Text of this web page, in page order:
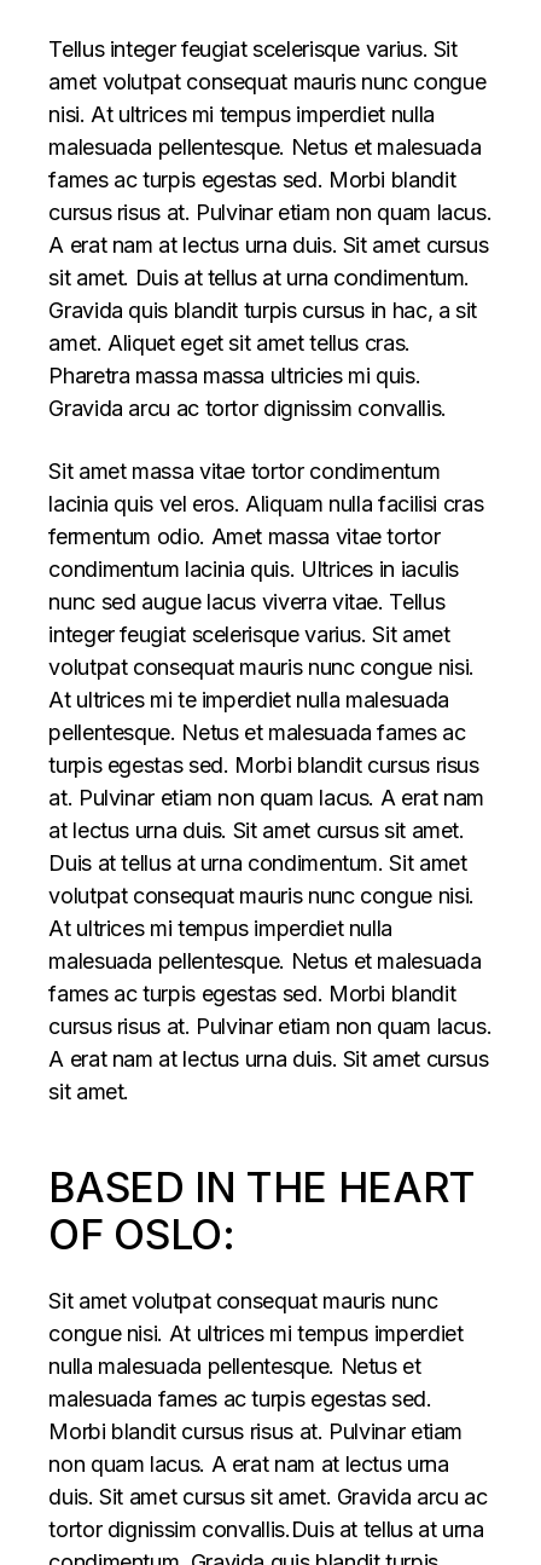
Tellus integer feugiat scelerisque varius. Sit
amet volutpat consequat mauris nunc congue
nisi. At ultrices mi tempus imperdiet nulla
malesuada pellentesque. Netus et malesuada
fames ac turpis egestas sed. Morbi blandit
cursus risus at. Pulvinar etiam non quam lacus.
A erat nam at lectus urna duis. Sit amet cursus
sit amet. Duis at tellus at urna condimentum.
Gravida quis blandit turpis cursus in hac, a sit
amet. Aliquet eget sit amet tellus cras.
Pharetra massa massa ultricies mi quis.
Gravida arcu ac tortor dignissim convallis.
Sit amet massa vitae tortor condimentum
lacinia quis vel eros. Aliquam nulla facilisi cras
fermentum odio. Amet massa vitae tortor
condimentum lacinia quis. Ultrices in iaculis
nunc sed augue lacus viverra vitae. Tellus
integer feugiat scelerisque varius. Sit amet
volutpat consequat mauris nunc congue nisi.
At ultrices mi te imperdiet nulla malesuada
pellentesque. Netus et malesuada fames ac
turpis egestas sed. Morbi blandit cursus risus
at. Pulvinar etiam non quam lacus. A erat nam
at lectus urna duis. Sit amet cursus sit amet.
Duis at tellus at urna condimentum. Sit amet
volutpat consequat mauris nunc congue nisi.
At ultrices mi tempus imperdiet nulla
malesuada pellentesque. Netus et malesuada
fames ac turpis egestas sed. Morbi blandit
cursus risus at. Pulvinar etiam non quam lacus.
A erat nam at lectus urna duis. Sit amet cursus
sit amet.
BASED IN THE HEART
OF OSLO:
Sit amet volutpat consequat mauris nunc
congue nisi. At ultrices mi tempus imperdiet
nulla malesuada pellentesque. Netus et
malesuada fames ac turpis egestas sed.
Morbi blandit cursus risus at. Pulvinar etiam
non quam lacus. A erat nam at lectus urna
duis. Sit amet cursus sit amet. Gravida arcu ac
tortor dignissim convallis.Duis at tellus at urna